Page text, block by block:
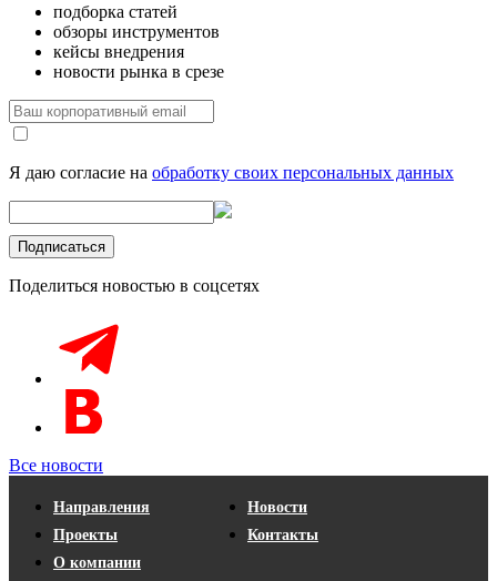
подборка статей
обзоры инструментов
кейсы внедрения
новости рынка в срезе
Я даю согласие на обработку своих персональных данных
Поделиться новостью в соцсетях
Все новости
Направления
Проекты
О компании
Новости
Контакты